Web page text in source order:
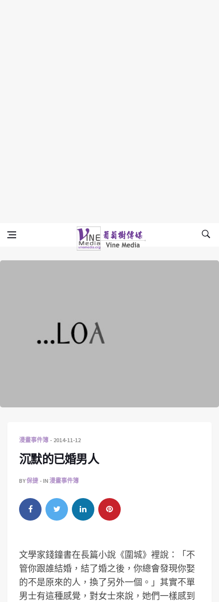
Vine Media
葡萄樹傳媒
漫畫事件簿 2014-11-12
沉默的已婚男人
BY保捷 IN 漫畫事件簿
文學家錢鐘書在長篇小說《圍城》裡說：「不
管你跟誰結婚，結了婚之後，你總會發現你娶
的不是原來的人，換了另外一個。」其實不單
男士有這種感覺，對女士來說，她們一樣感到